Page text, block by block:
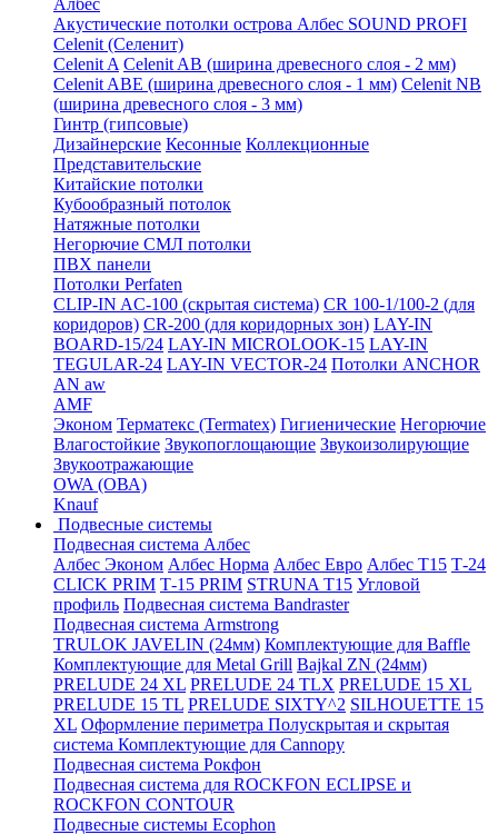
Албес
Акустические потолки острова Албес SOUND PROFI
Celenit (Селенит)
Celenit A Celenit AB (ширина древесного слоя - 2 мм)
Celenit ABE (ширина древесного слоя - 1 мм) Celenit NB
(ширина древесного слоя - 3 мм)
Гинтр (гипсовые)
Дизайнерские Кесонные Коллекционные
Представительские
Китайские потолки
Кубообразный потолок
Натяжные потолки
Негорючие СМЛ потолки
ПВХ панели
Потолки Perfaten
CLIP-IN AC-100 (скрытая система) CR 100-1/100-2 (для
коридоров) CR-200 (для коридорных зон) LAY-IN
BOARD-15/24 LAY-IN MICROLOOK-15 LAY-IN
TEGULAR-24 LAY-IN VECTOR-24 Потолки ANCHOR
AN aw
AMF
Эконом Терматекс (Termatex) Гигиенические Негорючие
Влагостойкие Звукопоглощающие Звукоизолирующие
Звукоотражающие
OWA (ОВА)
Knauf
Подвесные системы
Подвесная система Албес
Албес Эконом Албес Норма Албес Евро Албес T15 Т-24
CLICK PRIM Т-15 PRIM STRUNA Т15 Угловой
профиль Подвесная система Bandraster
Подвесная система Armstrong
TRULOK JAVELIN (24мм) Комплектующие для Baffle
Комплектующие для Metal Grill Bajkal ZN (24мм)
PRELUDE 24 XL PRELUDE 24 TLX PRELUDE 15 XL
PRELUDE 15 TL PRELUDE SIXTY^2 SILHOUETTE 15
XL Оформление периметра Полускрытая и скрытая
система Комплектующие для Cannopy
Подвесная система Рокфон
Подвесная система для ROCKFON ECLIPSE и
ROCKFON CONTOUR
Подвесные системы Ecophon